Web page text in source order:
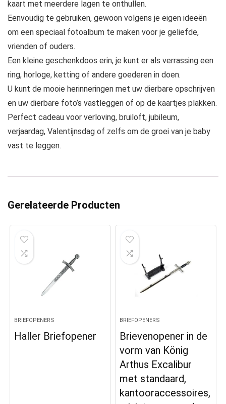
kaart met meerdere lagen te onthullen.
Eenvoudig te gebruiken, gewoon volgens je eigen ideeën
om een ​​speciaal fotoalbum te maken voor je geliefde,
vrienden of ouders.
Een kleine geschenkdoos erin, je kunt er als verrassing een
ring, horloge, ketting of andere goederen in doen.
U kunt de mooie herinneringen met uw dierbare opschrijven
en uw dierbare foto’s vastleggen of op de kaartjes plakken.
Perfect cadeau voor verloving, bruiloft, jubileum,
verjaardag, Valentijnsdag of zelfs om de groei van je baby
vast te leggen.
Gerelateerde Producten
BRIEFOPENERS
Haller Briefopener
BRIEFOPENERS
Brievenopener in de
vorm van König
Arthus Excalibur
met standaard,
kantooraccessoires,